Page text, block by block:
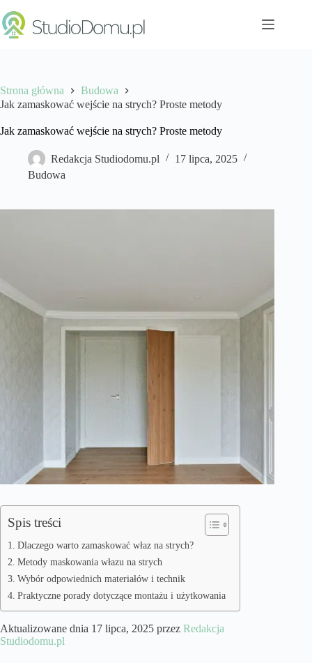
do
treści
Strona główna
Budowa
Jak zamaskować wejście na strych? Proste metody
Jak zamaskować wejście na strych? Proste metody
Redakcja Studiodomu.pl
17 lipca, 2025
Budowa
Spis treści
Dlaczego warto zamaskować właz na strych?
Metody maskowania włazu na strych
Wybór odpowiednich materiałów i technik
Praktyczne porady dotyczące montażu i użytkowania
Aktualizowane dnia 17 lipca, 2025 przez Redakcja
Studiodomu.pl